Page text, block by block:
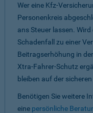
Wer eine Kfz-
Personenkreis
ans Steuer lassen.
Schadenfall zu einer
Beitragserhöhung in
Xtra-Fahrer-Schutz
bleiben auf der sicheren
Benötigen Sie weitere
eine persönliche